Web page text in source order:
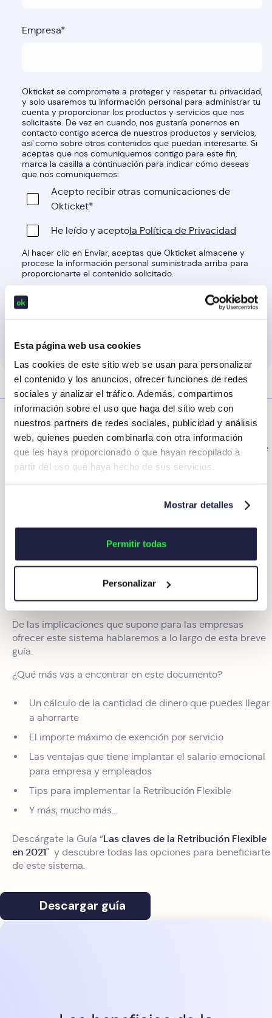
Esta página web usa cookies
Las cookies de este sitio web se usan para personalizar
el contenido y los anuncios, ofrecer funciones de redes
sociales y analizar el tráfico. Además, compartimos
información sobre el uso que haga del sitio web con
nuestros partners de redes sociales, publicidad y análisis
web, quienes pueden combinarla con otra información
que les haya proporcionado o que hayan recopilado a
partir del uso que haya hecho de sus servicios.
Mostrar detalles
Permitir todas
Personalizar
Empresa*
Okticket se compromete a proteger y respetar tu privacidad,
y solo usaremos tu información personal para administrar tu
cuenta y proporcionar los productos y servicios que nos
solicitaste. De vez en cuando, nos gustaría ponernos en
contacto contigo acerca de nuestros productos y servicios,
así como sobre otros contenidos que puedan interesarte. Si
aceptas que nos comuniquemos contigo para este fin,
marca la casilla a continuación para indicar cómo deseas
que nos comuniquemos:
Acepto recibir otras comunicaciones de
Okticket*
He leído y aceptola Política de Privacidad
Al hacer clic en Enviar, aceptas que Okticket almacene y
procese la información personal suministrada arriba para
proporcionarte el contenido solicitado.
Latransformación digitales fundamental para que las
empresas sigan siendo competitivas. Hasta ahí no hay
duda. Pero también juega un papel importante a la hora
de implementar acciones para
mejorar el engagement
de
la plantilla.
trabajadores por cuenta ajena pueden llegar a
ahorrarse cientos de euros.
Actualmente existen una serie de servicios que las
empresas pueden ofrecer a sus empleados sin que les
Descúbrelos en esta guía que hemos
preparado para ti.
De las implicaciones que supone para las empresas
ofrecer este sistema hablaremos a lo largo de esta breve
guía.
¿Qué más vas a encontrar en este documento?
Un cálculo de la cantidad de dinero que puedes llegar
a ahorrarte
El importe máximo de exención por servicio
Las ventajas que tiene implantar el salario emocional
para empresa y empleados
Tips para implementar la Retribución Flexible
Y más, mucho más...
Descárgate la Guía “Las claves de la Retribución Flexible
en 2021" y descubre todas las opciones para beneficiarte
de este sistema.
Descargar guía